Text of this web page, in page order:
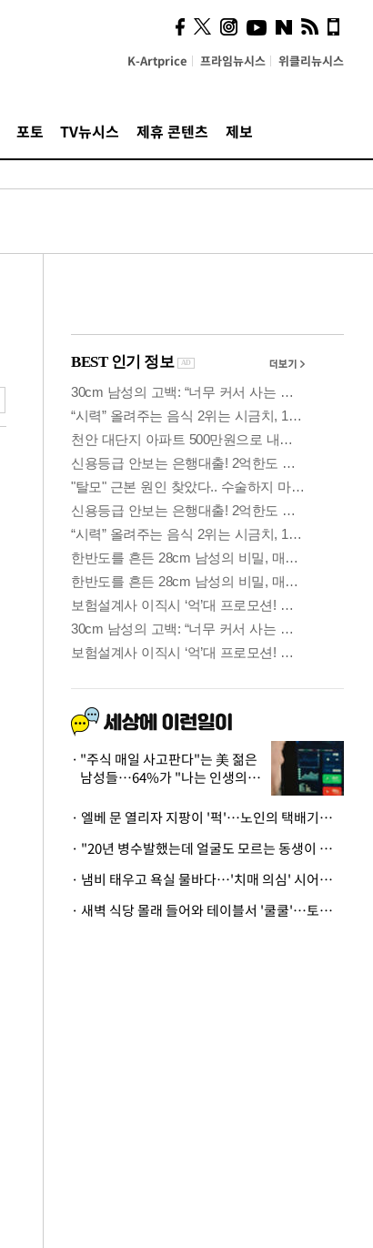
K-Artprice 프라임뉴시스 위클리뉴시스
포토 TV뉴시스 제휴 콘텐츠 제보
사이 해답 찾았죠"…알을
깨고 나온 '초자아'
"주식 매일 사고판다"는 美 젊은
남성들…64%가 "나는 인생의
· 엘베 문 열리자 지팡이 '퍽'…노인의 택배기사 폭행 이유
· "20년 병수발했는데 얼굴도 모르는 동생이 유산 절반을"…배다른 형제 상속권 있을까
· 냄비 태우고 욕실 물바다…'치매 의심' 시어머니 검사 권유했다가 '날벼락'
· 새벽 식당 몰래 들어와 테이블서 '쿨쿨'…토사물 남기고 사라진 남성